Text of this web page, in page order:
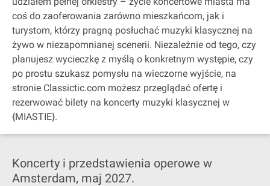
coś do zaoferowania zarówno mieszkańcom, jak i
turystom, którzy pragną posłuchać muzyki klasycznej na
żywo w niezapomnianej scenerii. Niezależnie od tego, czy
planujesz wycieczkę z myślą o konkretnym występie, czy
po prostu szukasz pomysłu na wieczorne wyjście, na
stronie Classictic.com możesz przeglądać ofertę i
rezerwować bilety na koncerty muzyki klasycznej w
{MIASTIE}.
Koncerty i przedstawienia operowe w
Amsterdam, maj 2027.